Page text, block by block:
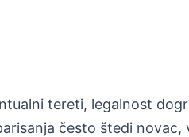
tereti, legalnost
često štedi novac,